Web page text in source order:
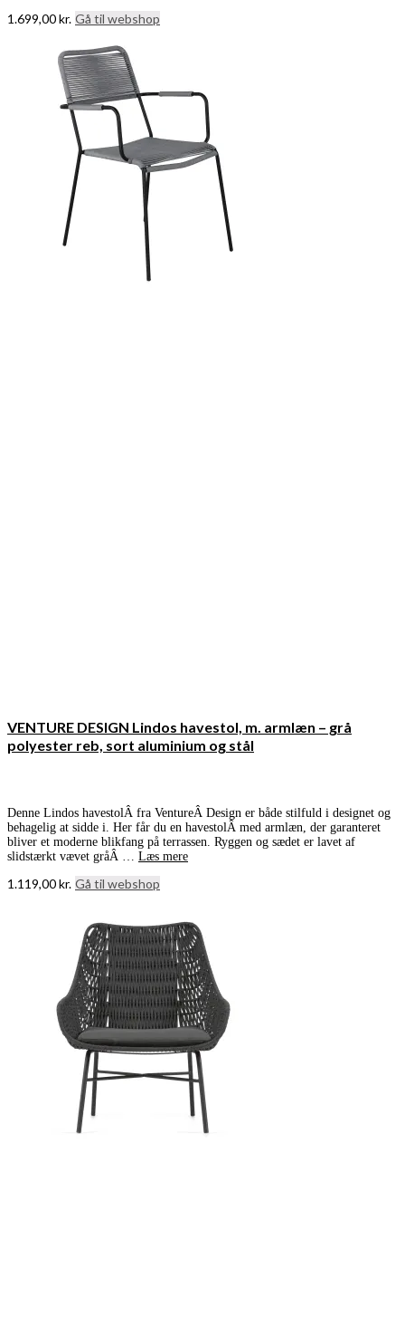
1.699,00kr. Gå til webshop
VENTURE DESIGN Lindos havestol, m. armlæn – grå
polyester reb, sort aluminium og stål
Denne Lindos havestolÂ fra VentureÂ Design er både stilfuld i designet og
behagelig at sidde i. Her får du en havestolÂ med armlæn, der garanteret
bliver et moderne blikfang på terrassen. Ryggen og sædet er lavet af
slidstærkt vævet gråÂ … Læs mere
1.119,00kr. Gå til webshop